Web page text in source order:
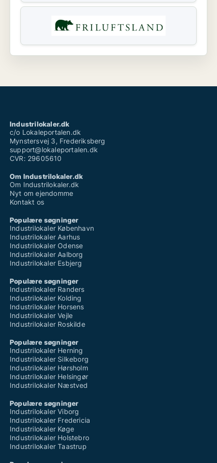
Industrilokaler.dk
c/o Lokaleportalen.dk
Mynstersvej 3, Frederiksberg
support@lokaleportalen.dk
CVR: 29605610
Om Industrilokaler.dk
Om Industrilokaler.dk
Nyt om ejendomme
Kontakt os
Populære søgninger
Industrilokaler København
Industrilokaler Aarhus
Industrilokaler Odense
Industrilokaler Aalborg
Industrilokaler Esbjerg
Populære søgninger
Industrilokaler Randers
Industrilokaler Kolding
Industrilokaler Horsens
Industrilokaler Vejle
Industrilokaler Roskilde
Populære søgninger
Industrilokaler Herning
Industrilokaler Silkeborg
Industrilokaler Hørsholm
Industrilokaler Helsingør
Industrilokaler Næstved
Populære søgninger
Industrilokaler Viborg
Industrilokaler Fredericia
Industrilokaler Køge
Industrilokaler Holstebro
Industrilokaler Taastrup